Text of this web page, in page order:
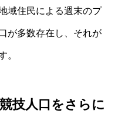
域住民による週末のプ
が多数存在し、それが
。
技人口をさらに